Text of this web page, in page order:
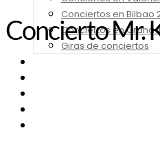
Conciertos en Bilbao
Conciertos en
Giras de conciertos
Concierto Mr.